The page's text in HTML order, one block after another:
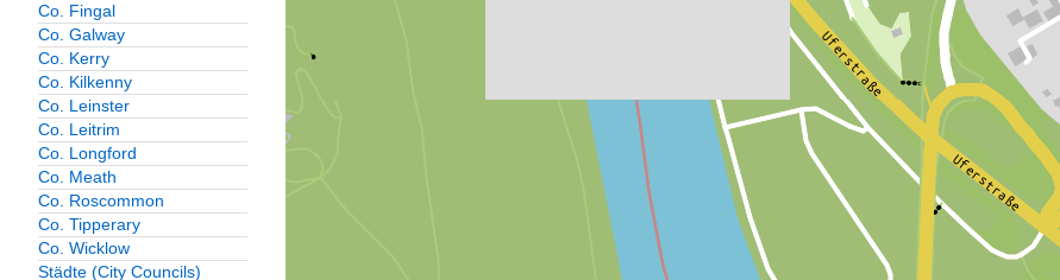
Co. Fingal
Co. Galway
Co. Kerry
Co. Kilkenny
Co. Leinster
Co. Leitrim
Co. Longford
Co. Meath
Co. Roscommon
Co. Tipperary
Co. Wicklow
Städte (City Councils)